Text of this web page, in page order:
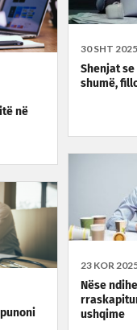
30 SHT
Shenjat
shumë,
në
23 KOR
Nëse
ushqime